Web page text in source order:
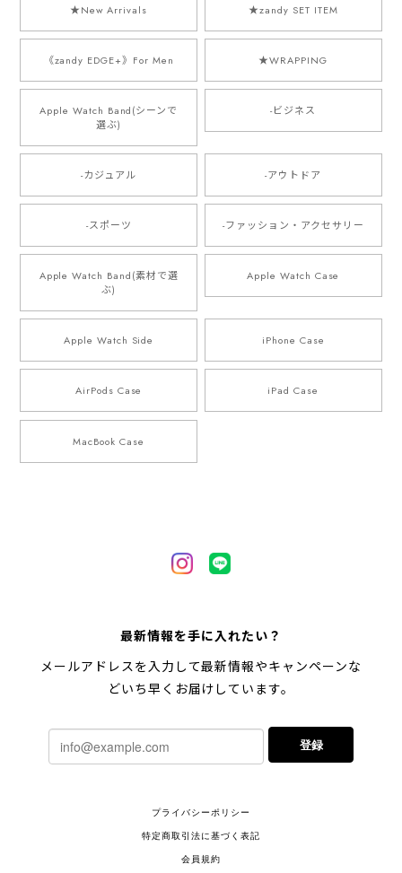
★New Arrivals ★zandy SET ITEM
《zandy EDGE+》For Men ★WRAPPING
Apple Watch Band(シーンで
選ぶ)
-ビジネス
-カジュアル -アウトドア
-スポーツ -ファッション・アクセサリー
Apple Watch Band(素材で選
ぶ)
Apple Watch Case
Apple Watch Side iPhone Case
AirPods Case iPad Case
MacBook Case
最新情報を手に入れたい？
メールアドレスを入力して最新情報やキャンペーンな
どいち早くお届けしています。
登録
プライバシーポリシー
特定商取引法に基づく表記
会員規約